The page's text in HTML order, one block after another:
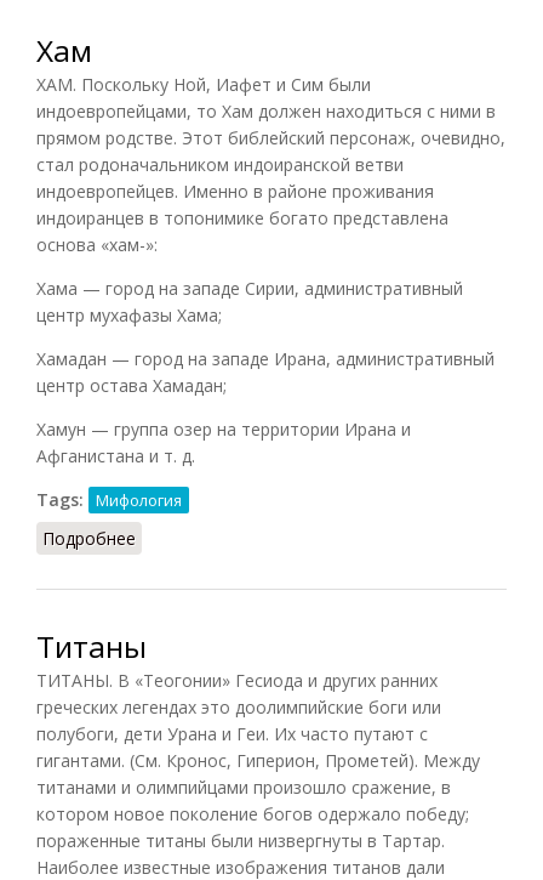
Хам
ХАМ. Поскольку Ной, Иафет и Сим были
индоевропейцами, то Хам должен находиться с ними в
прямом родстве. Этот библейский персонаж, очевидно,
стал родоначальником индоиранской ветви
индоевропейцев. Именно в районе проживания
индоиранцев в топонимике богато представлена
основа «хам-»:
Хама — город на западе Сирии, административный
центр мухафазы Хама;
Хамадан — город на западе Ирана, административный
центр остава Хамадан;
Хамун — группа озер на территории Ирана и
Афганистана и т. д.
Tags:
Мифология
Подробнее
Титаны
ТИТАНЫ. В «Теогонии» Гесиода и других ранних
греческих легендах это доолимпийские боги или
полубоги, дети Урана и Геи. Их часто путают с
гигантами. (См. Кронос, Гиперион, Прометей). Между
титанами и олимпийцами произошло сражение, в
котором новое поколение богов одержало победу;
пораженные титаны были низвергнуты в Тартар.
Наиболее известные изображения титанов дали